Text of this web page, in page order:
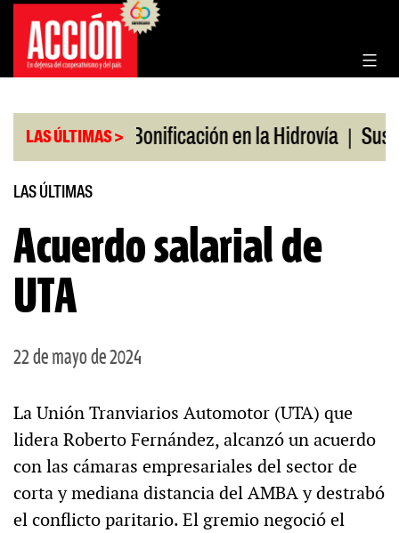
Saltar
contenido
LAS ÚLTIMAS >
en julio | Bonificación en la Hidrovía |
LAS ÚLTIMAS
Acuerdo salarial de
UTA
22 de mayo de 2024
La Unión Tranviarios Automotor (UTA) que
lidera Roberto Fernández, alcanzó un acuerdo
con las cámaras empresariales del sector de
corta y mediana distancia del AMBA y destrabó
el conflicto paritario. El gremio negoció el